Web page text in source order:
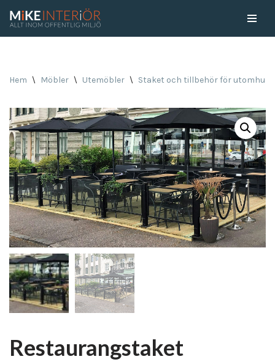
Hem \ Möbler \ Utemöbler \ Staket och tillbehör för utomhus
Restaurangstaket